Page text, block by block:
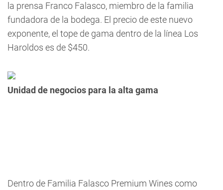
la prensa Franco Falasco, miembro de la familia
fundadora de la bodega. El precio de este nuevo
exponente, el tope de gama dentro de la línea Los
Haroldos es de $450.
Unidad de negocios para la alta gama
Dentro de Familia Falasco Premium Wines como